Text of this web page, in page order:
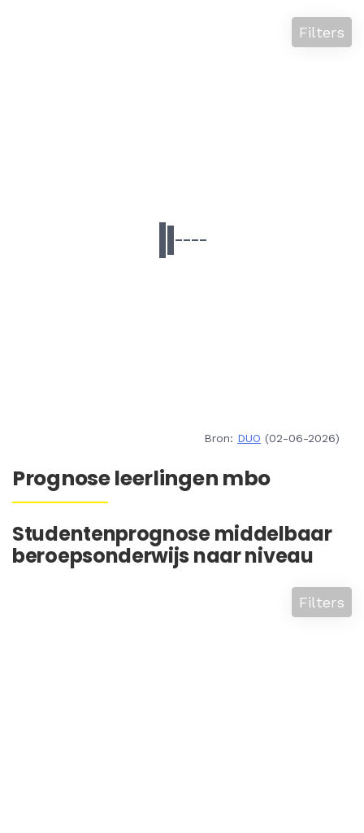
Filters
Bron: DUO (02-06-2026)
Prognose leerlingen mbo
Studentenprognose middelbaar
beroepsonderwijs naar niveau
Filters